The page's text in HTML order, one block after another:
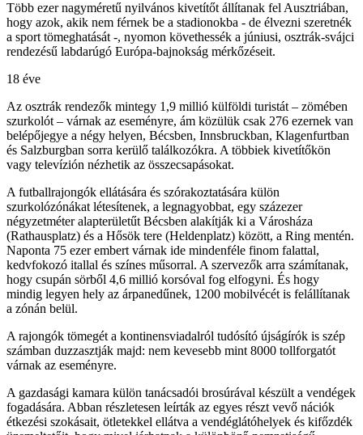
Több ezer nagyméretű nyilvános kivetítőt állítanak fel Ausztriában,
hogy azok, akik nem férnek be a stadionokba - de élvezni szeretnék
a sport tömeghatását -, nyomon követhessék a júniusi, osztrák-svájci
rendezésű labdarúgó Európa-bajnokság mérkőzéseit.
18 éve
Az osztrák rendezők mintegy 1,9 millió külföldi turistát – zömében
szurkolót – várnak az eseményre, ám közülük csak 276 ezernek van
belépőjegye a négy helyen, Bécsben, Innsbruckban, Klagenfurtban
és Salzburgban sorra kerülő találkozókra. A többiek kivetítőkön
vagy televízión nézhetik az összecsapásokat.
A futballrajongók ellátására és szórakoztatására külön
szurkolózónákat létesítenek, a legnagyobbat, egy százezer
négyzetméter alapterületűt Bécsben alakítják ki a Városháza
(Rathausplatz) és a Hősök tere (Heldenplatz) között, a Ring mentén.
Naponta 75 ezer embert várnak ide mindenféle finom falattal,
kedvfokozó itallal és színes műsorral. A szervezők arra számítanak,
hogy csupán sörből 4,6 millió korsóval fog elfogyni. És hogy
mindig legyen hely az árpanedűnek, 1200 mobilvécét is felállítanak
a zónán belül.
A rajongók tömegét a kontinensviadalról tudósító újságírók is szép
számban duzzasztják majd: nem kevesebb mint 8000 tollforgatót
várnak az eseményre.
A gazdasági kamara külön tanácsadói brosúrával készült a vendégek
fogadására. Abban részletesen leírták az egyes részt vevő nációk
étkezési szokásait, ötletekkel ellátva a vendéglátóhelyek és kifőzdék